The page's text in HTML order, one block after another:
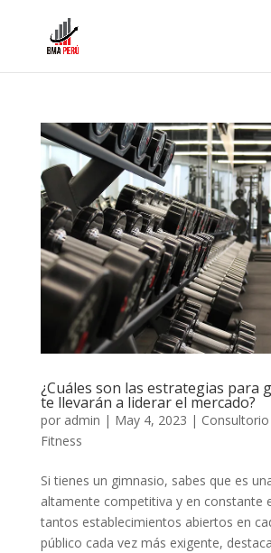
¿Cuáles son las estrategias para
te llevarán a liderar el mercado?
por admin | May 4, 2023 |
Fitness
Si tienes un gimnasio, sabes que es
altamente competitiva y en constante
tantos establecimientos abiertos en
público cada vez más exigente,